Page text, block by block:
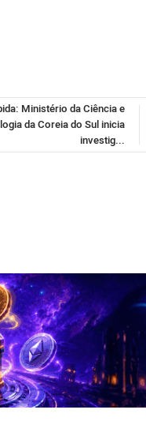
Ministério da Ciência e
da Coreia do Sul inicia
investig...